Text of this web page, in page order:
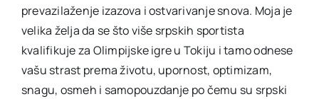
prevazilaženje izazova i ostvarivanje snova. Moja je
velika želja da se što više srpskih sportista
kvalifikuje za Olimpijske igre u Tokiju i tamo odnese
vašu strast prema životu, upornost, optimizam,
snagu, osmeh i samopouzdanje po čemu su srpski